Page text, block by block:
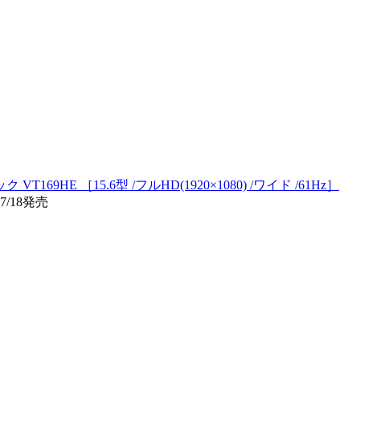
VT169HE ［15.6型 /フルHD(1920×1080) /ワイド /61Hz］
18発売